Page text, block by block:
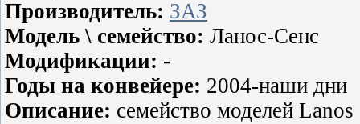
Производитель: ЗАЗ
Модель \ семейство: Ланос-Сенс
Модификации: -
Годы на конвейере: 2004-наши дни
Описание: семейство моделей Lanos